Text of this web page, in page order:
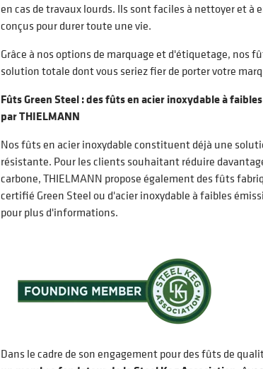
en cas de travaux lourds. Ils sont faciles à nettoyer et à
conçus pour durer toute une vie.
Grâce à nos options de marquage et d'étiquetage, nos
solution totale dont vous seriez fier de porter votre
Fûts Green Steel : des fûts en acier inoxydable à
par THIELMANN
Nos fûts en acier inoxydable constituent déjà une
résistante. Pour les clients souhaitant réduire
carbone, THIELMANN propose également des fûts
certifié Green Steel ou d'acier inoxydable à faibles
pour plus d'informations.
Dans le cadre de son engagement pour des fûts de